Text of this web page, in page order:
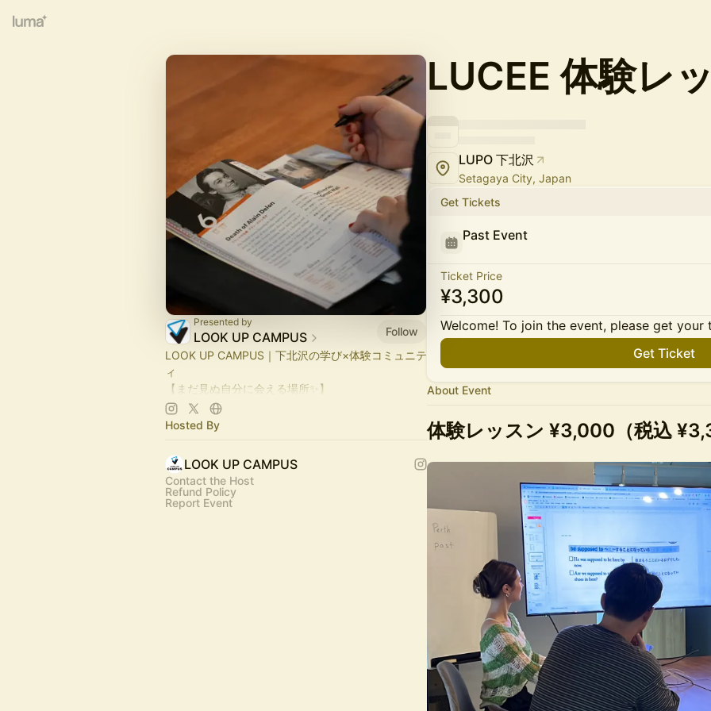
Presented by
LOOK UP CAMPUS
Follow
LOOK UP CAMPUS｜下北沢の学び×体験コミュニテ
ィ
【まだ見ぬ自分に会える場所✨】
ヨガ・ダンス・演劇からビジネスセミナーまで
多彩なイベントを毎月開催中🎭
下北沢の新しいカルチャースペース
📍 スタジオBASE（撮影・レッスン対応）
☕ カフェLUC併設
🤝 温かいコミュニティ
Hosted By
LOOK UP CAMPUS
Contact the Host
Refund Policy
Report Event
LUCEE 体験レ
LUPO 下北沢
Setagaya City, Japan
Get Tickets
Past Event
Ticket Price
¥3,300
Welcome! To join the event, please get your
Get Ticket
About Event
体験レッスン ¥3,000（税込